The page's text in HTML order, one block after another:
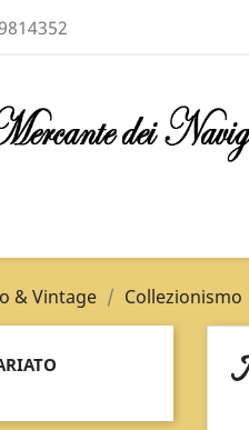
& Vintage Collezionismo